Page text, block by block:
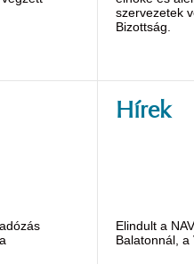
szervezetek
Bizottság.
Hírek
Elindult a
Balatonnál, a